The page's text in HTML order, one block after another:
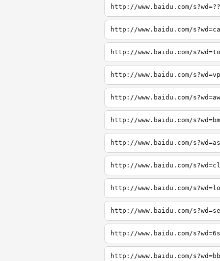
http://www.baidu.com/
http://www.baidu.com/
http://www.baidu.com/
http://www.baidu.com/
http://www.baidu.com/
http://www.baidu.com/
http://www.baidu.com/
http://www.baidu.com/
http://www.baidu.com/
http://www.baidu.com/
http://www.baidu.com/
http://www.baidu.com/